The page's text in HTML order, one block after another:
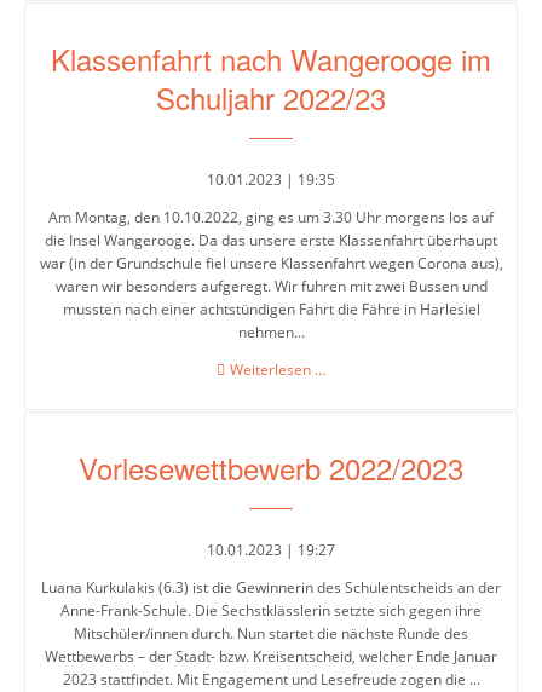
Klassenfahrt nach Wangerooge im
Schuljahr 2022/23
10.01.2023 | 19:35
Am Montag, den 10.10.2022, ging es um 3.30 Uhr morgens los auf
die Insel Wangerooge. Da das unsere erste Klassenfahrt überhaupt
war (in der Grundschule fiel unsere Klassenfahrt wegen Corona aus),
waren wir besonders aufgeregt. Wir fuhren mit zwei Bussen und
mussten nach einer achtstündigen Fahrt die Fähre in Harlesiel
nehmen...
Weiterlesen …Klassenfahrt
Schuljahr
2022/23
Vorlesewettbewerb 2022/2023
10.01.2023 | 19:27
Luana Kurkulakis (6.3) ist die Gewinnerin des Schulentscheids an der
Anne-Frank-Schule. Die Sechstklässlerin setzte sich gegen ihre
Mitschüler/innen durch. Nun startet die nächste Runde des
Wettbewerbs – der Stadt- bzw. Kreisentscheid, welcher Ende Januar
2023 stattfindet. Mit Engagement und Lesefreude zogen die ...